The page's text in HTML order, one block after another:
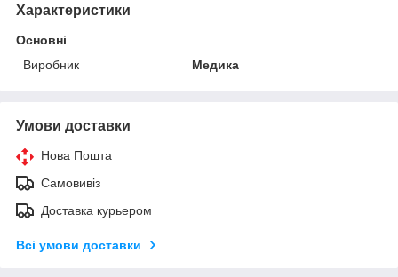
Характеристики
Основні
Виробник
Медика
Умови доставки
Нова Пошта
Самовивіз
Доставка курьером
Всі умови доставки